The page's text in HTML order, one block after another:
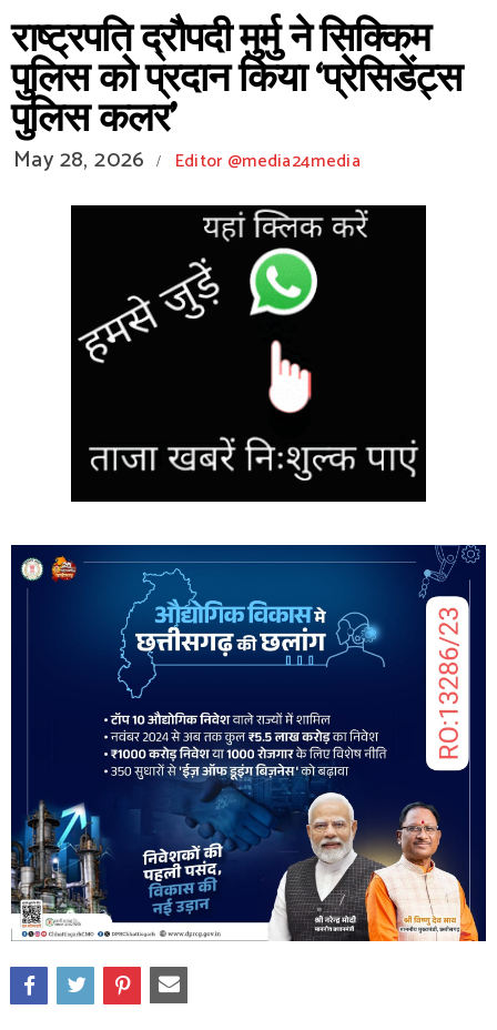
राष्ट्रपति द्रौपदी मुर्मु ने सिक्किम
पुलिस को प्रदान किया ‘प्रेसिडेंट्स
पुलिस कलर’
May 28, 2026 / Editor @media24media